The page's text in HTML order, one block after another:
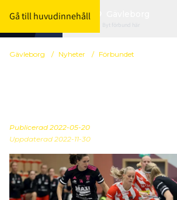
Gå till huvudinnehåll
Byt förbund här
Gävleborg / Nyheter / Förbundet
Publicerad 2022-05-20
Uppdaterad 2022-11-30